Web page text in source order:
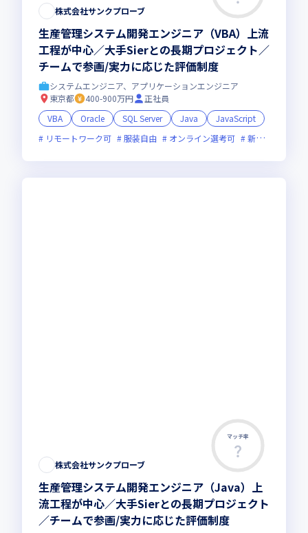
株式会社サンクプローブ
生産管理システム開発エンジニア（VBA）上流
工程が中心／大手Sierとの長期プロジェクト／
チームで参画/実力に応じた評価制度
システムエンジニア、アプリケーションエンジニア
東京都
400-900万円
正社員
VBA
Oracle SQL Server Java
JavaScript
リモートワーク可
服装自由 オンライン選考可 新技術に積極的
マッチ率
株式会社サンクプローブ
生産管理システム開発エンジニア（Java）上
流工程が中心／大手Sierとの長期プロジェクト
／チームで参画/実力に応じた評価制度